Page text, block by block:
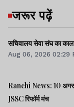
जरूर पढ़ें
सचिवालय सेवा संघ का
Aug 06, 2026 02:29
Ranchi News: 10
JSSC रिफॉर्म मंच